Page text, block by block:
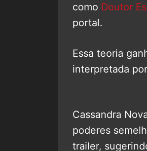
como Doutor
portal.
Essa teoria
interpretada
Cassandra
poderes
trailer,